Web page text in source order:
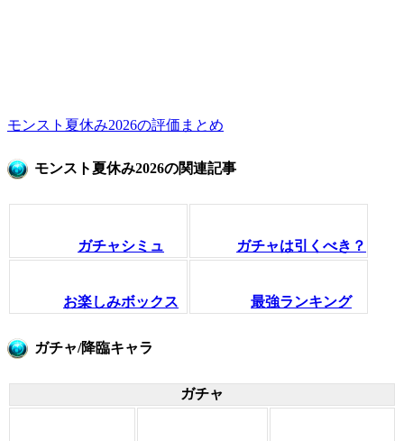
モンスト夏休み2026の評価まとめ
モンスト夏休み2026の関連記事
ガチャシミュ ガチャは引くべき？
お楽しみボックス 最強ランキング
ガチャ/降臨キャラ
ガチャ